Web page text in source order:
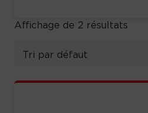
Affichage de 2 résultats